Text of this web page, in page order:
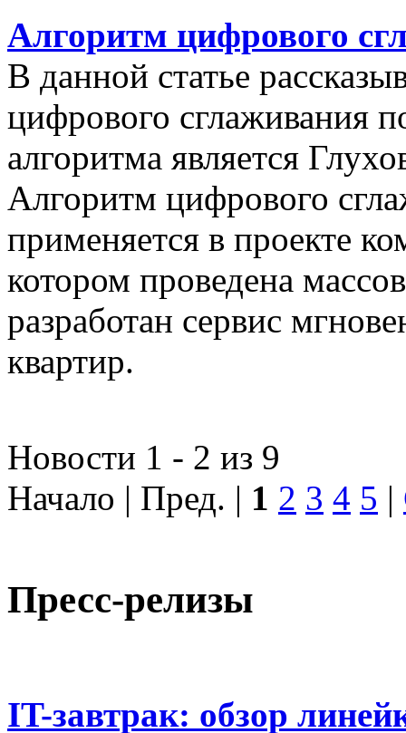
Алгоритм цифрового
В данной статье
цифрового сглаживания
алгоритма является
Алгоритм цифрового
применяется в проекте
котором проведена
разработан сервис
квартир.
Новости 1 - 2 из 9
Начало | Пред. | 1 2 3 4 5 |
Пресс-релизы
IT-завтрак: обзор